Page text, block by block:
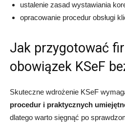
ustalenie zasad wystawiania
opracowanie procedur obsługi
Jak przygotować
obowiązek KSeF
Skuteczne wdrożenie KSeF
procedur i praktycznych
dlatego warto sięgnąć po